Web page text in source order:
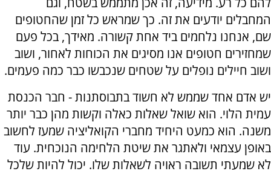
המחבלים יודעים את זה. כך שמראש כל זמן שהחטופים
שם, אנחנו נלחמים ביד אחת קשורה. מאידך, בכל פעם
שמחזירים חטופים אנו מסיגים את הכוחות לאחור, ושוב
ושוב חיילים נופלים על שטחים שנכבשו כבר כמה פעמים.
יש אדם אחד שממש לא חשוד בתבוסתנות - חבר הכנסת
עמית הלוי. הוא שואל שאלות כאלה וקשות מהן כבר יותר
משנה. הוא כמעט היחיד מחברי הקואליציה שמעז לחשוב
באופן עצמאי ולאתגר את שיטת הלחימה הנוכחית. עוד
לא שמעתי תשובה ראויה לשאלות שלו. יכול להיות שלכל